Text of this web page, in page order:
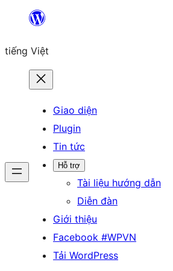
Chuyển
phần
tiếng Việt
Giao diện
Plugin
Tin tức
Hỗ trợ
Tài liệu hướng dẫn
Diễn đàn
Giới thiệu
Facebook #WPVN
Tải WordPress